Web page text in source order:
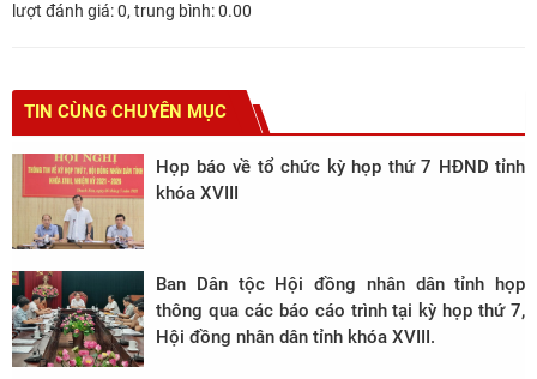
lượt đánh giá:0, trung bình:0.00
TIN CÙNG CHUYÊN MỤC
Họp báo về tổ chức kỳ họp thứ 7 HĐND tỉnh
khóa XVIII
Ban Dân tộc Hội đồng nhân dân tỉnh họp
thông qua các báo cáo trình tại kỳ họp thứ 7,
Hội đồng nhân dân tỉnh khóa XVIII.